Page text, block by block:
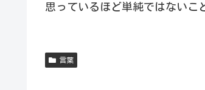
思っているほど単純ではないこ
言葉